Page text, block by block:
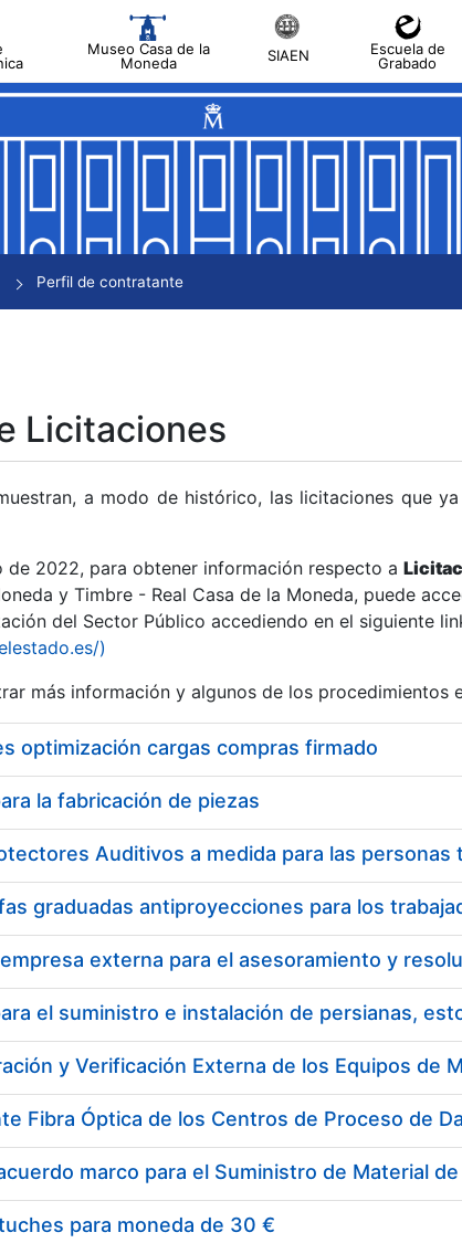
Museo Casa de la
Moneda
SIAEN
Escuela de
Grabado
Perfil de contratante
Licitaciones
a modo de histórico, las licitaciones que
2022, para obtener información respecto a
y Timbre - Real Casa de la Moneda, puede
del Sector Público accediendo en el siguiente
)
más información y algunos de los procedimientos
optimización cargas compras firmado
la fabricación de piezas
el suministro e instalación de persianas,
para moneda de 30 €